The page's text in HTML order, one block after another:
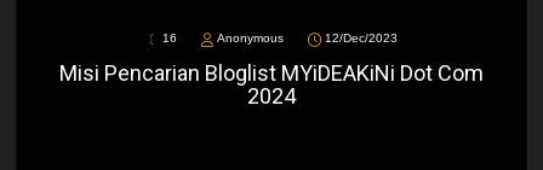
16 Anonymous 12/Dec/2023
Misi Pencarian Bloglist MYiDEAKiNi Dot Com
2024